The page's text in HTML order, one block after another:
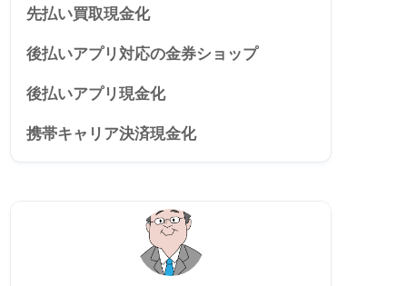
先払い買取現金化
後払いアプリ対応の金券ショップ
後払いアプリ現金化
携帯キャリア決済現金化